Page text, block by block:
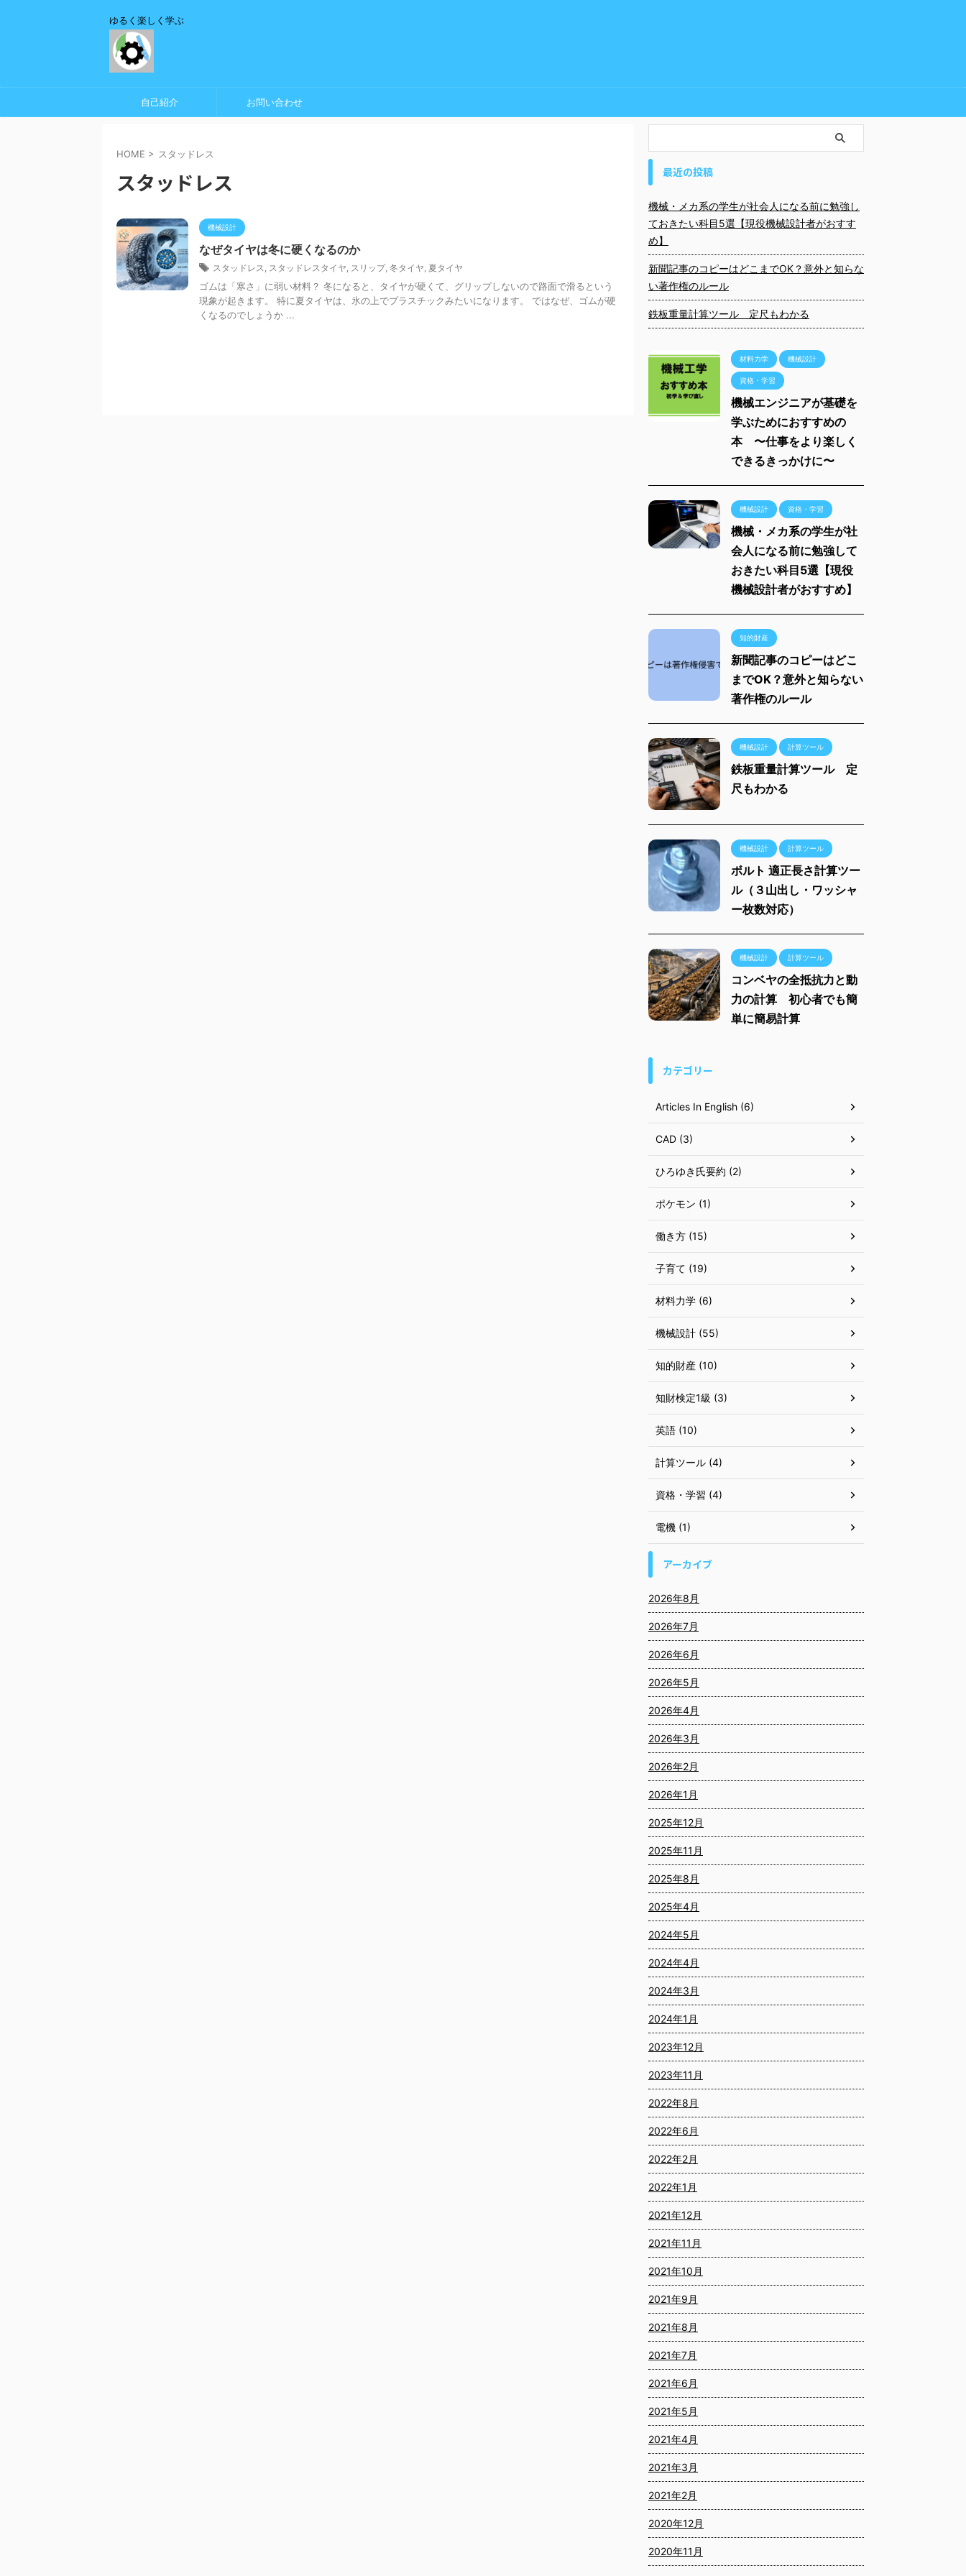
ゆるく楽しく学ぶ
自己紹介 お問い合わせ
HOME > スタッドレス
スタッドレス
機械設計
なぜタイヤは冬に硬くなるのか
スタッドレス, スタッドレスタイヤ, スリップ, 冬タイヤ, 夏タイヤ
ゴムは「寒さ」に弱い材料？ 冬になると、タイヤが硬くて、グリップしないので路面で滑るという
現象が起きます。 特に夏タイヤは、氷の上でプラスチックみたいになります。 ではなぜ、ゴムが硬
くなるのでしょうか ...
最近の投稿
機械・メカ系の学生が社会人になる前に勉強し
ておきたい科目5選【現役機械設計者がおすす
め】
新聞記事のコピーはどこまでOK？意外と知らな
い著作権のルール
鉄板重量計算ツール 定尺もわかる
材料力学 機械設計
資格・学習
機械エンジニアが基礎を
学ぶためにおすすめの
本 〜仕事をより楽しく
できるきっかけに〜
機械設計 資格・学習
機械・メカ系の学生が社
会人になる前に勉強して
おきたい科目5選【現役
機械設計者がおすすめ】
知的財産
新聞記事のコピーはどこ
までOK？意外と知らない
著作権のルール
機械設計 計算ツール
鉄板重量計算ツール 定
尺もわかる
機械設計 計算ツール
ボルト 適正長さ計算ツー
ル（３山出し・ワッシャ
ー枚数対応）
機械設計 計算ツール
コンベヤの全抵抗力と動
力の計算 初心者でも簡
単に簡易計算
カテゴリー
Articles In English (6)
CAD (3)
ひろゆき氏要約 (2)
ポケモン (1)
働き方 (15)
子育て (19)
材料力学 (6)
機械設計 (55)
知的財産 (10)
知財検定1級 (3)
英語 (10)
計算ツール (4)
資格・学習 (4)
電機 (1)
アーカイブ
2026年8月
2026年7月
2026年6月
2026年5月
2026年4月
2026年3月
2026年2月
2026年1月
2025年12月
2025年11月
2025年8月
2025年4月
2024年5月
2024年4月
2024年3月
2024年1月
2023年12月
2023年11月
2022年8月
2022年6月
2022年2月
2022年1月
2021年12月
2021年11月
2021年10月
2021年9月
2021年8月
2021年7月
2021年6月
2021年5月
2021年4月
2021年3月
2021年2月
2020年12月
2020年11月